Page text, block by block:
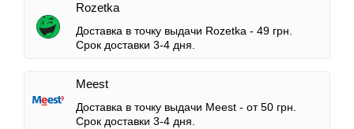
Rozetka
Доставка в точку выдачи Rozetka - 49 грн.
Срок доставки 3-4 дня.
Meest
Доставка в точку выдачи Meest - от 50 грн.
Срок доставки 3-4 дня.